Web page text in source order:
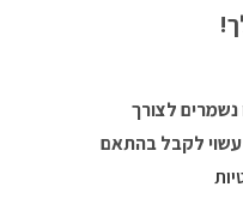
לצורך
לקבל בהתאם